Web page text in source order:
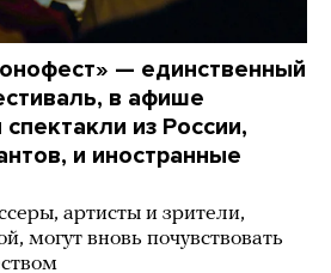
— единственный
в афише
из России,
и иностранные
артисты и зрители,
могут вновь почувствовать